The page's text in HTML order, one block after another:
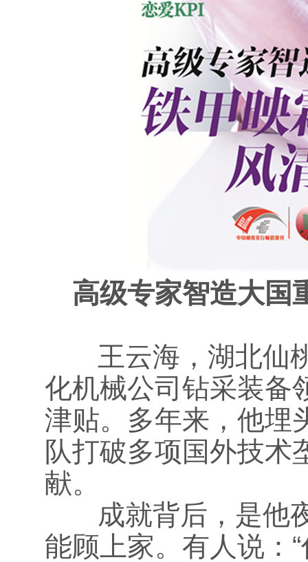
高级专家智造大国
王云海，湖北仙桃
化机械公司钻采装备
津贴。多年来，他埋
队打破多项国外技术
献。
成就背后，是他夜
能顾上家。有人说：